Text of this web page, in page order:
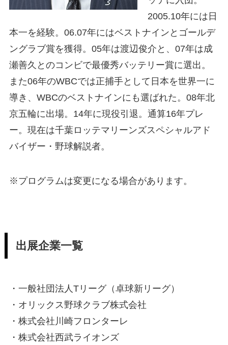
2005.10年には日
本一を経験。06.07年にはベストナインとゴールデ
ングラブ賞を獲得。05年は渡辺俊介と、07年は成
瀬善久とのコンビで最優秀バッテリー賞に選出。
また06年のWBCでは正捕手として日本を世界一に
導き、WBCのベストナインにも選ばれた。08年北
京五輪に出場。14年に現役引退。通算16年プレ
ー。現在は千葉ロッテマリーンズスペシャルアド
バイザー・野球解説者。
※プログラムは変更になる場合があります。
出展企業一覧
・一般社団法人Tリーグ（卓球新リーグ）
・オリックス野球クラブ株式会社
・株式会社川崎フロンターレ
・株式会社西武ライオンズ